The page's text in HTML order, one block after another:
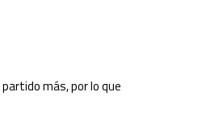
más, por lo que